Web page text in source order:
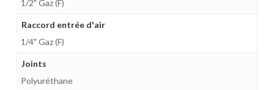
1/2" Gaz (F)
Raccord entrée d'air
1/4" Gaz (F)
Joints
Polyuréthane